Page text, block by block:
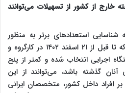
خارج از کشور از تسهیلات می‌توانند
شناسایی استعدادهای برتر به منظور
جذب در دستگاه‌های اجرایی که تا قبل از ۲۱ اسفند ۱۴۰۲ در کارگروه و
اجرایی انتخاب شده و کمتر از پنج
گذشته باشد، می‌توانند از این
بر افراد داخل کشور، متخصصان ایرانی